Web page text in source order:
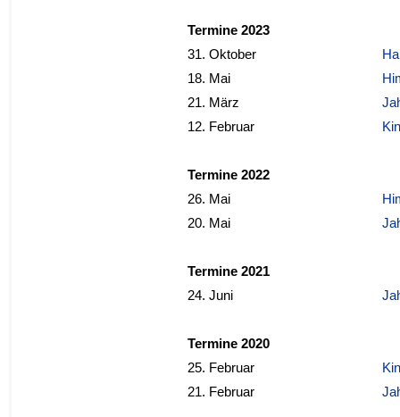
Termine 2023
31. Oktober
18. Mai
21. März
12. Februar
Termine 2022
26. Mai
20. Mai
Termine 2021
24. Juni
Termine 2020
25. Februar
21. Februar